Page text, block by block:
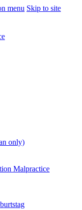
menu Skip to site
only)
Malpractice